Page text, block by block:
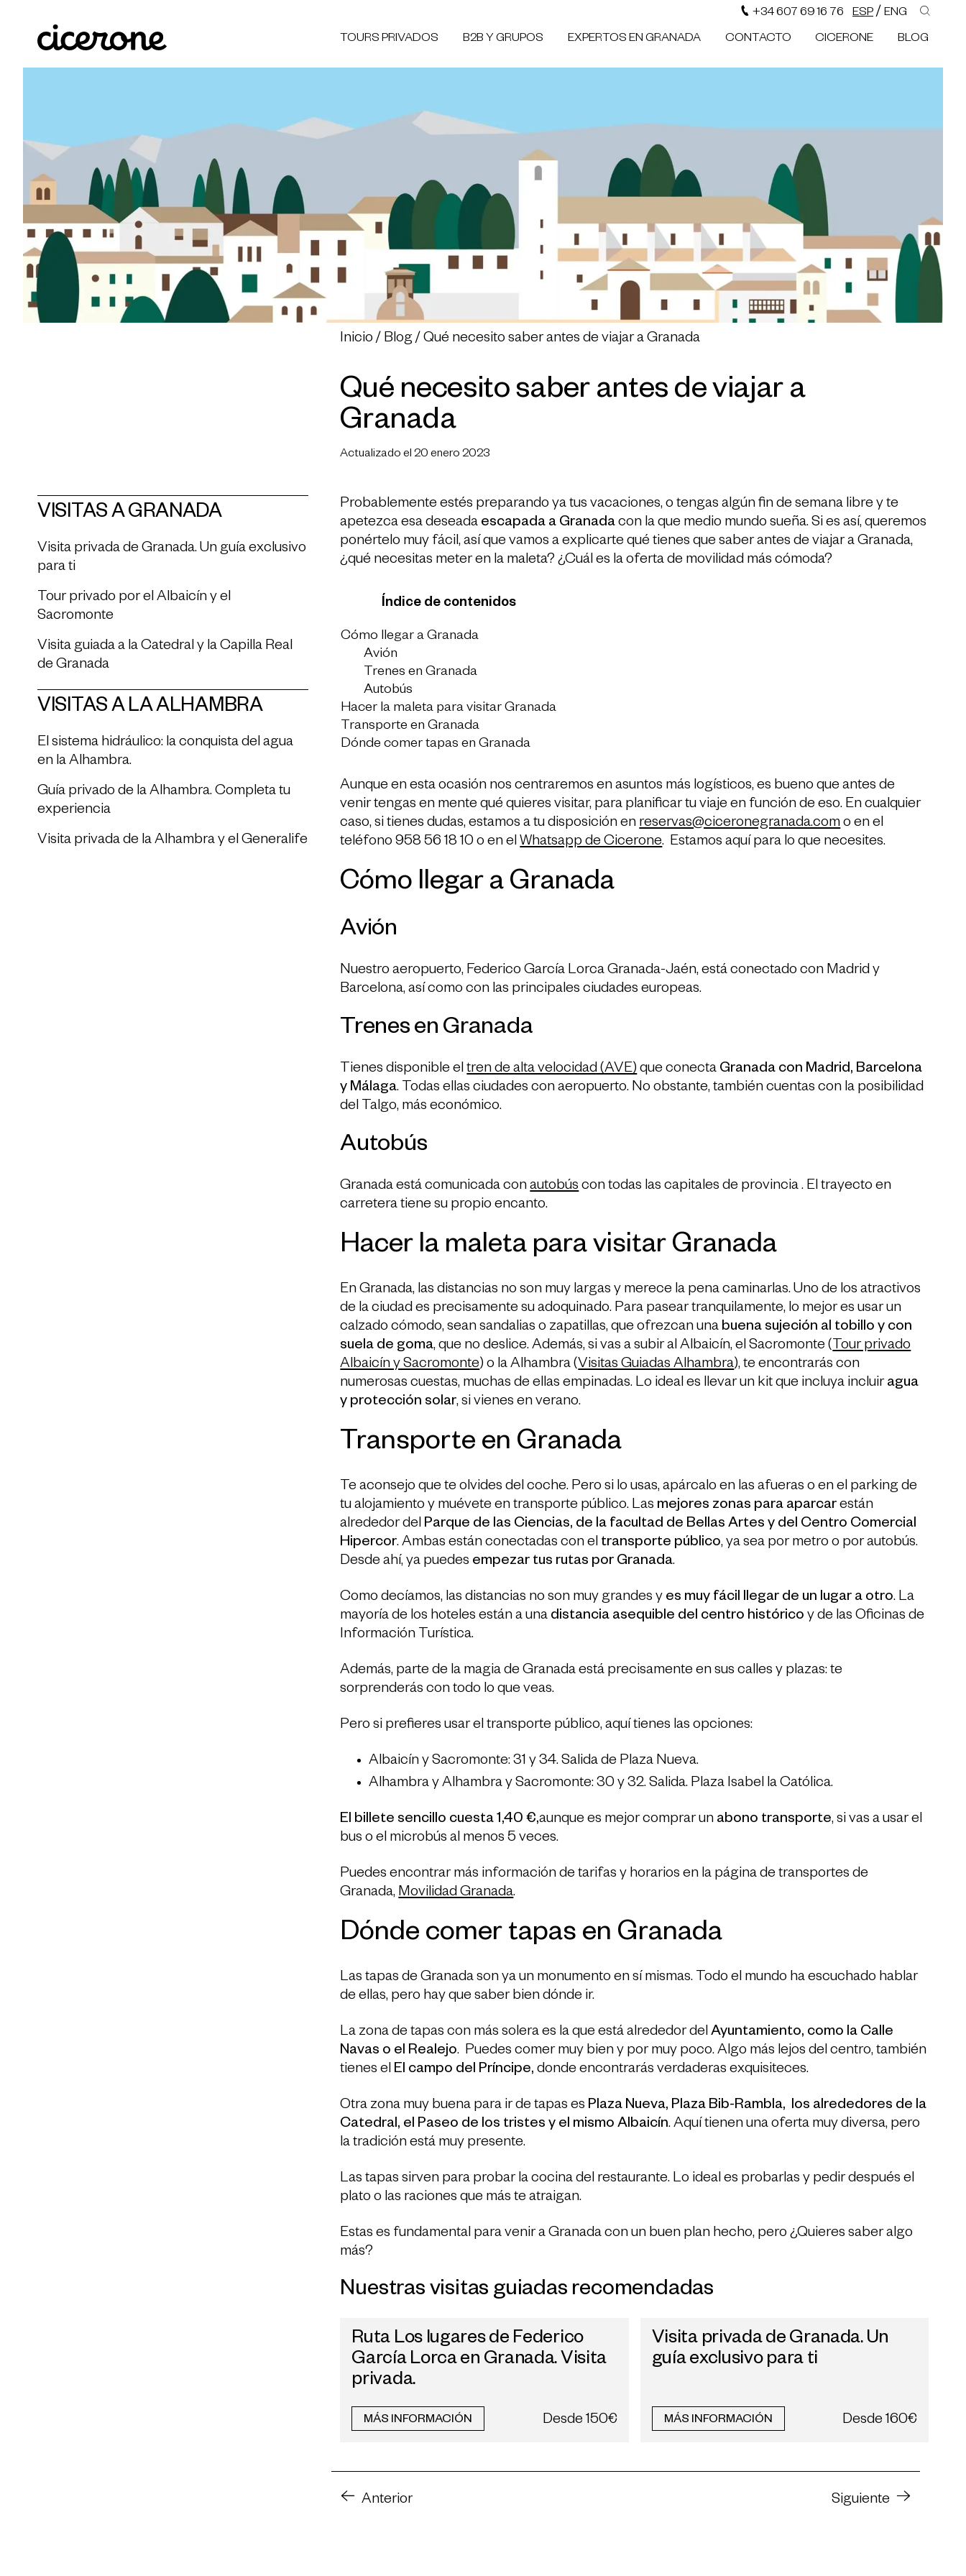
TOURS PRIVADOS B2B Y GRUPOS EXPERTOS EN GRANADA CONTACTO CICERONE BLOG
+34 607 69 16 76 ESP / ENG
Inicio Blog Qué necesito saber antes de viajar a Granada
Qué necesito saber antes de viajar a
Granada
Actualizado el 20 enero 2023
VISITAS A GRANADA
Visita privada de Granada. Un guía exclusivo
para ti
Tour privado por el Albaicín y el
Sacromonte
Visita guiada a la Catedral y la Capilla Real
de Granada
VISITAS A LA ALHAMBRA
El sistema hidráulico: la conquista del agua
en la Alhambra.
Guía privado de la Alhambra. Completa tu
experiencia
Visita privada de la Alhambra y el Generalife
Probablemente estés preparando ya tus vacaciones, o tengas algún fin de semana libre y te
apetezca esa deseada escapada a Granadacon la que medio mundo sueña. Si es así, queremos
ponértelo muy fácil, así que vamos a explicarte qué tienes que saber antes de viajar a Granada,
¿qué necesitas meter en la maleta? ¿Cuál es la oferta de movilidad más cómoda?
Índice de contenidos
Cómo llegar a Granada
Avión
Trenes en Granada
Autobús
Hacer la maleta para visitar Granada
Transporte en Granada
Dónde comer tapas en Granada
Aunque en esta ocasión nos centraremos en asuntos más logísticos, es bueno que antes de
venir tengas en mente qué quieres visitar, para planificar tu viaje en función de eso. En cualquier
caso, si tienes dudas, estamos a tu disposición enreservas@ciceronegranada.como en el
teléfono 958 56 18 10 o en elWhatsapp de Cicerone. Estamos aquí para lo que necesites.
Cómo llegar a Granada
Avión
Nuestro aeropuerto, Federico García Lorca Granada-Jaén, está conectado con Madrid y
Barcelona, así como con las principales ciudades europeas.
Trenes en Granada
Tienes disponible eltren de alta velocidad (AVE)que conecta Granada con Madrid, Barcelona
y Málaga. Todas ellas ciudades con aeropuerto. No obstante, también cuentas con la posibilidad
del Talgo, más económico.
Autobús
Granada está comunicada conautobúscon todas las capitales de provincia . El trayecto en
carretera tiene su propio encanto.
Hacer la maleta para visitar Granada
En Granada, las distancias no son muy largas y merece la pena caminarlas. Uno de los atractivos
de la ciudad es precisamente su adoquinado. Para pasear tranquilamente, lo mejor es usar un
calzado cómodo, sean sandalias o zapatillas, que ofrezcan una buena sujeción al tobillo y con
suela de goma, que no deslice. Además, si vas a subir al Albaicín, el Sacromonte (Tour privado
Albaicín y Sacromonte) o la Alhambra (Visitas Guiadas Alhambra), te encontrarás con
numerosas cuestas, muchas de ellas empinadas. Lo ideal es llevar un kit que incluya incluiragua
y protección solar, si vienes en verano.
Transporte en Granada
Te aconsejo que te olvides del coche. Pero si lo usas, apárcalo en las afueras o en el parking de
tu alojamiento y muévete en transporte público. Las mejores zonas para aparcarestán
alrededor del Parque de las Ciencias, de la facultad de Bellas Artes y del Centro Comercial
Hipercor. Ambas están conectadas con el transporte público, ya sea por metro o por autobús.
Desde ahí, ya puedes empezar tus rutas por Granada.
Como decíamos, las distancias no son muy grandes y es muy fácil llegar de un lugar a otro. La
mayoría de los hoteles están a una distancia asequible del centro históricoy de las Oficinas de
Información Turística.
Además, parte de la magia de Granada está precisamente en sus calles y plazas: te
sorprenderás con todo lo que veas.
Pero si prefieres usar el transporte público, aquí tienes las opciones:
Albaicín y Sacromonte: 31 y 34. Salida de Plaza Nueva.
Alhambra y Alhambra y Sacromonte: 30 y 32. Salida. Plaza Isabel la Católica.
El billete sencillo cuesta 1,40 €,aunque es mejor comprar un abono transporte, si vas a usar el
bus o el microbús al menos 5 veces.
Puedes encontrar más información de tarifas y horarios en la página de transportes de
Granada,Movilidad Granada.
Dónde comer tapas en Granada
Las tapas de Granada son ya un monumento en sí mismas. Todo el mundo ha escuchado hablar
de ellas, pero hay que saber bien dónde ir.
La zona de tapas con más solera es la que está alrededor delAyuntamiento, como la Calle
Navas o el Realejo. Puedes comer muy bien y por muy poco. Algo más lejos del centro, también
tienes el El campo del Príncipe,donde encontrarás verdaderas exquisiteces.
Otra zona muy buena para ir de tapas es Plaza Nueva, Plaza Bib-Rambla, los alrededores de la
Catedral, el Paseo de los tristes y el mismo Albaicín. Aquí tienen una oferta muy diversa, pero
la tradición está muy presente.
Las tapas sirven para probar la cocina del restaurante. Lo ideal es probarlas y pedir después el
plato o las raciones que más te atraigan.
Estas es fundamental para venir a Granada con un buen plan hecho, pero ¿Quieres saber algo
más?
Nuestras visitas guiadas recomendadas
Ruta Los lugares de Federico
García Lorca en Granada. Visita
privada.
MÁS INFORMACIÓN Desde 150€
Visita privada de Granada. Un
guía exclusivo para ti
MÁS INFORMACIÓN Desde 160€
Anterior Siguiente